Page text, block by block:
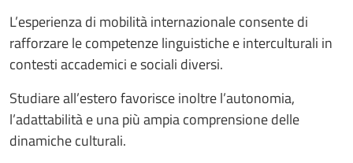
L’esperienza di mobilità internazionale consente di
rafforzare le competenze linguistiche e interculturali in
contesti accademici e sociali diversi.
Studiare all’estero favorisce inoltre l’autonomia,
l’adattabilità e una più ampia comprensione delle
dinamiche culturali.